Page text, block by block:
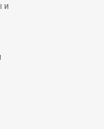
и